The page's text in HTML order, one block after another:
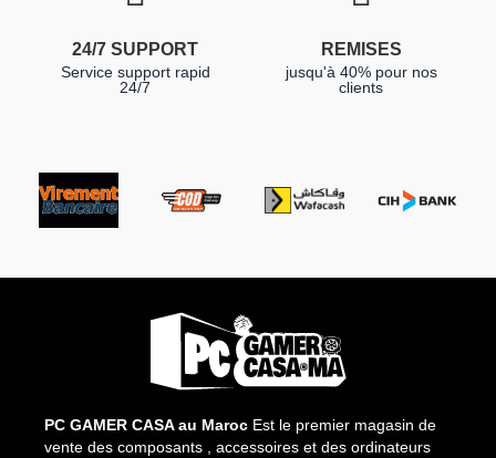
24/7 SUPPORT
Service support rapid
24/7
REMISES
jusqu'à 40% pour nos
clients
PC GAMER CASA au Maroc Est le premier magasin de
vente des composants , accessoires et des ordinateurs